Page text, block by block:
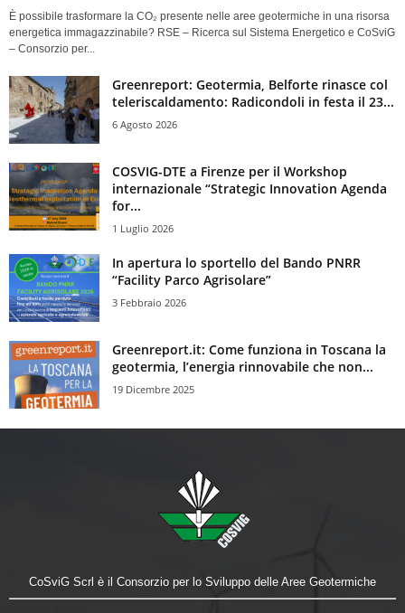
È possibile trasformare la CO₂ presente nelle aree geotermiche in una risorsa
energetica immagazzinabile? RSE – Ricerca sul Sistema Energetico e CoSviG
– Consorzio per...
Greenreport: Geotermia, Belforte rinasce col
teleriscaldamento: Radicondoli in festa il 23...
6 Agosto 2026
COSVIG-DTE a Firenze per il Workshop
internazionale “Strategic Innovation Agenda
for...
1 Luglio 2026
In apertura lo sportello del Bando PNRR
“Facility Parco Agrisolare”
3 Febbraio 2026
Greenreport.it: Come funziona in Toscana la
geotermia, l’energia rinnovabile che non...
19 Dicembre 2025
CoSviG Scrl è il Consorzio per lo Sviluppo delle Aree Geotermiche